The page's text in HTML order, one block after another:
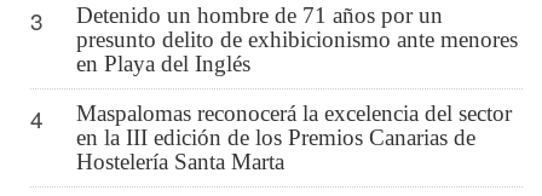
3
Detenido un hombre de 71 años por un
presunto delito de exhibicionismo ante menores
en Playa del Inglés
4
Maspalomas reconocerá la excelencia del sector
en la III edición de los Premios Canarias de
Hostelería Santa Marta